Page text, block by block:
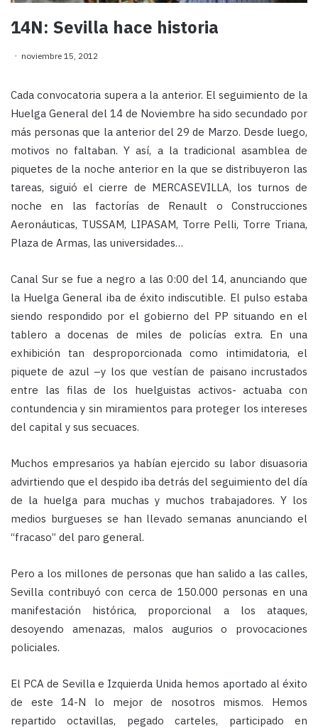
14N: Sevilla hace historia
noviembre 15, 2012
Cada convocatoria supera a la anterior. El seguimiento de la
Huelga General del 14 de Noviembre ha sido secundado por
más personas que la anterior del 29 de Marzo. Desde luego,
motivos no faltaban. Y así, a la tradicional asamblea de
piquetes de la noche anterior en la que se distribuyeron las
tareas, siguió el cierre de MERCASEVILLA, los turnos de
noche en las factorías de Renault o Construcciones
Aeronáuticas, TUSSAM, LIPASAM, Torre Pelli, Torre Triana,
Plaza de Armas, las universidades…
Canal Sur se fue a negro a las 0:00 del 14, anunciando que
la Huelga General iba de éxito indiscutible. El pulso estaba
siendo respondido por el gobierno del PP situando en el
tablero a docenas de miles de policías extra. En una
exhibición tan desproporcionada como intimidatoria, el
piquete de azul –y los que vestían de paisano incrustados
entre las filas de los huelguistas activos- actuaba con
contundencia y sin miramientos para proteger los intereses
del capital y sus secuaces.
Muchos empresarios ya habían ejercido su labor disuasoria
advirtiendo que el despido iba detrás del seguimiento del día
de la huelga para muchas y muchos trabajadores. Y los
medios burgueses se han llevado semanas anunciando el
“fracaso” del paro general.
Pero a los millones de personas que han salido a las calles,
Sevilla contribuyó con cerca de 150.000 personas en una
manifestación histórica, proporcional a los ataques,
desoyendo amenazas, malos augurios o provocaciones
policiales.
El PCA de Sevilla e Izquierda Unida hemos aportado al éxito
de este 14-N lo mejor de nosotros mismos. Hemos
repartido octavillas, pegado carteles, participado en